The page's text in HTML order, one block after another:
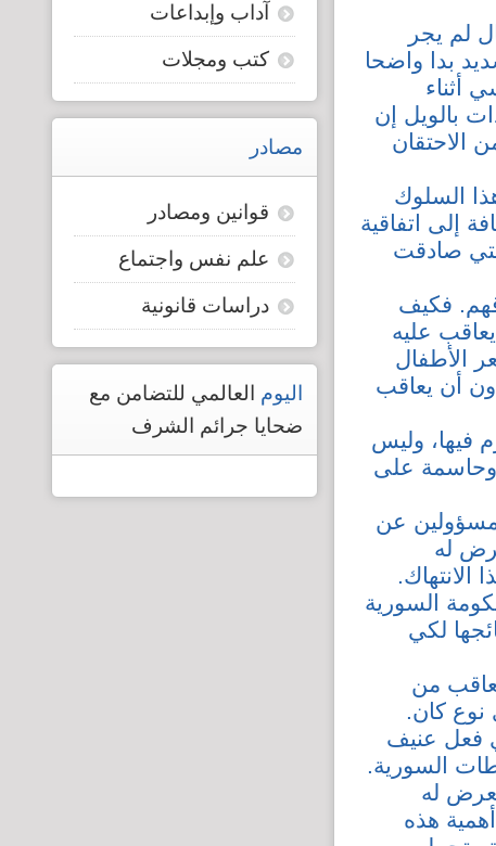
لم يجر
بدا واضحا
أثناء
بالويل إن
الاحتقان
السلوك
إلى اتفاقية
صادقت
فكيف
عليه
الأطفال
أن يعاقب
فيها، وليس
وحاسمة على
عن
له
السورية
لكي
من
نوع كان.
فعل عنيف
السورية.
له
هذه
آداب وإبداعات
كتب ومجلات
مصادر
قوانين ومصادر
علم نفس واجتماع
دراسات قانونية
اليوم
العالمي للتضامن مع
ضحايا جرائم الشرف